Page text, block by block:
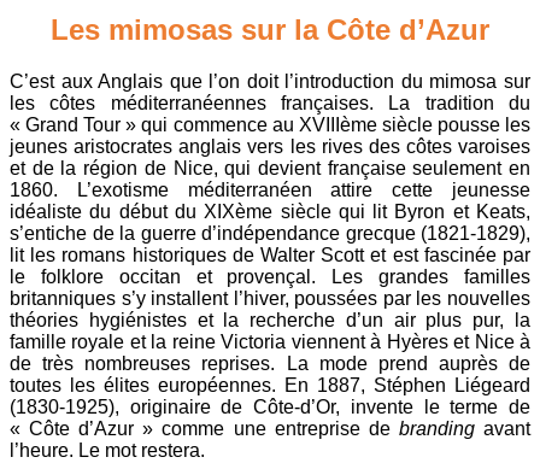
Les mimosas sur la Côte d’Azur
C’est aux Anglais que l’on doit l’introduction du mimosa sur
les côtes méditerranéennes françaises. La tradition du
« Grand Tour » qui commence au XVIIIème siècle pousse les
jeunes aristocrates anglais vers les rives des côtes varoises
et de la région de Nice, qui devient française seulement en
1860. L’exotisme méditerranéen attire cette jeunesse
idéaliste du début du XIXème siècle qui lit Byron et Keats,
s’entiche de la guerre d’indépendance grecque (1821-1829),
lit les romans historiques de Walter Scott et est fascinée par
le folklore occitan et provençal. Les grandes familles
britanniques s’y installent l’hiver, poussées par les nouvelles
théories hygiénistes et la recherche d’un air plus pur, la
famille royale et la reine Victoria viennent à Hyères et Nice à
de très nombreuses reprises. La mode prend auprès de
toutes les élites européennes. En 1887, Stéphen Liégeard
(1830-1925), originaire de Côte-d’Or, invente le terme de
« Côte d’Azur » comme une entreprise de brandingavant
l’heure. Le mot restera.